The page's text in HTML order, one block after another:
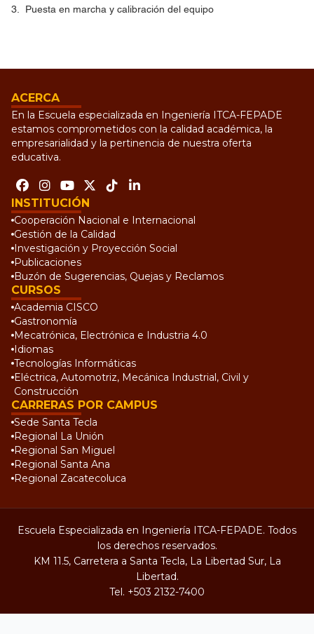
3. Puesta en marcha y calibración del equipo
ACERCA
En la Escuela especializada en Ingeniería ITCA-FEPADE
estamos comprometidos con la calidad académica, la
empresarialidad y la pertinencia de nuestra oferta
educativa.
INSTITUCIÓN
Cooperación Nacional e Internacional
Gestión de la Calidad
Investigación y Proyección Social
Publicaciones
Buzón de Sugerencias, Quejas y Reclamos
CURSOS
Academia CISCO
Gastronomía
Mecatrónica, Electrónica e Industria 4.0
Idiomas
Tecnologías Informáticas
Eléctrica, Automotriz, Mecánica Industrial, Civil y
Construcción
CARRERAS POR CAMPUS
Sede Santa Tecla
Regional La Unión
Regional San Miguel
Regional Santa Ana
Regional Zacatecoluca
Escuela Especializada en Ingeniería ITCA-FEPADE. Todos
los derechos reservados.
KM 11.5, Carretera a Santa Tecla, La Libertad Sur, La
Libertad.
Tel. +503 2132-7400